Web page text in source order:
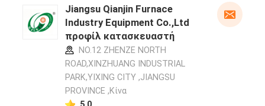
Jiangsu Qianjin Furnace
Industry Equipment Co.,Ltd
προφίλ κατασκευαστή
NO.12 ZHENZE NORTH
ROAD,XINZHUANG INDUSTRIAL
PARK,YIXING CITY ,JIANGSU
PROVINCE ,Κίνα